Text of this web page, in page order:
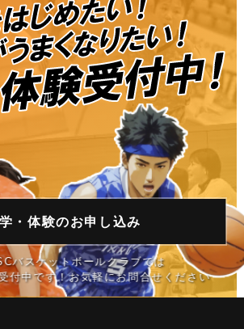
・体験のお申し込み
バスケットボールクラブでは
付中です！お気軽にお問合せください